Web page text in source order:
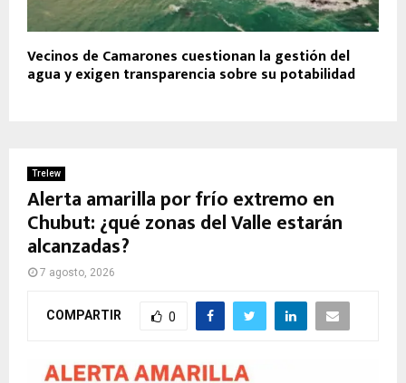
Vecinos de Camarones cuestionan la gestión del
agua y exigen transparencia sobre su potabilidad
Trelew
Alerta amarilla por frío extremo en
Chubut: ¿qué zonas del Valle estarán
alcanzadas?
7 agosto, 2026
COMPARTIR 0